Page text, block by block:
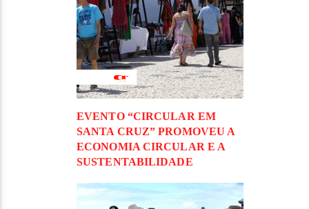
EVENTO “CIRCULAR EM
SANTA CRUZ” PROMOVEU A
ECONOMIA CIRCULAR E A
SUSTENTABILIDADE